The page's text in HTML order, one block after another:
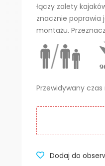
łączy zalety
znacznie poprawia
montażu.
Przewidywany czas
Dodaj do